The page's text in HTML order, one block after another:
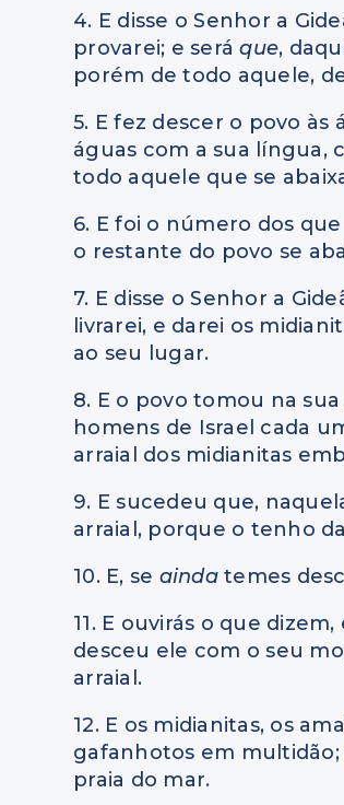
4. E disse o Senhor a
provarei; e seráque,
porém de todo aquele,
5. E fez descer o povo às
águas com a sua língua,
todo aquele que se
6. E foi o número dos
o restante do povo se
7. E disse o Senhor a
livrarei, e darei os
ao seu lugar.
8. E o povo tomou na
homens de Israel cada
arraial dos midianitas
9. E sucedeu que,
arraial, porque o tenho
10. E, se aindatemes
11. E ouvirás o que
desceu ele com o seu
arraial.
12. E os midianitas, os
gafanhotos em multidão;
praia do mar.